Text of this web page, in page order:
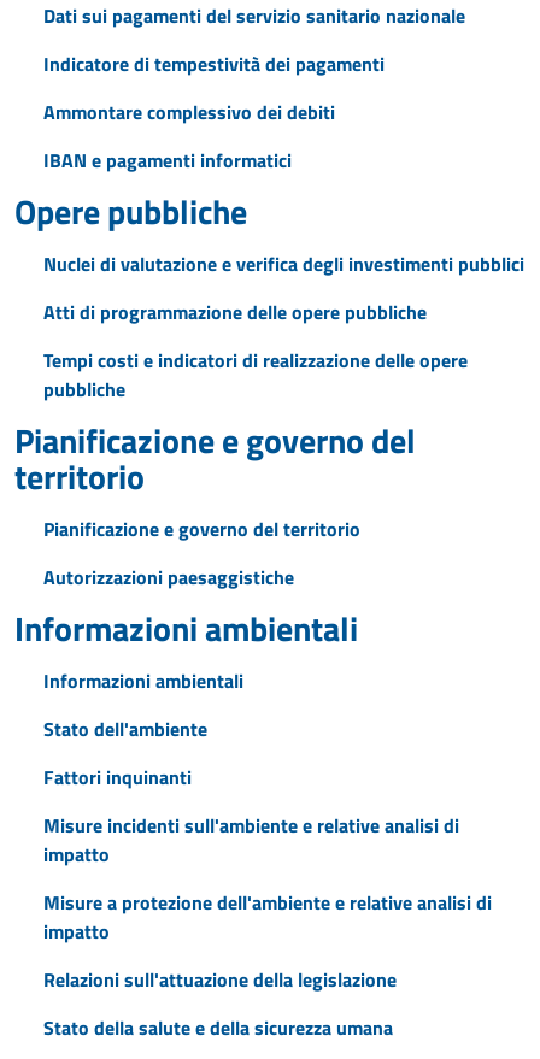
Dati sui pagamenti del servizio sanitario nazionale
Indicatore di tempestività dei pagamenti
Ammontare complessivo dei debiti
IBAN e pagamenti informatici
Opere pubbliche
Nuclei di valutazione e verifica degli investimenti pubblici
Atti di programmazione delle opere pubbliche
Tempi costi e indicatori di realizzazione delle opere
pubbliche
Pianificazione e governo del
territorio
Pianificazione e governo del territorio
Autorizzazioni paesaggistiche
Informazioni ambientali
Informazioni ambientali
Stato dell'ambiente
Fattori inquinanti
Misure incidenti sull'ambiente e relative analisi di
impatto
Misure a protezione dell'ambiente e relative analisi di
impatto
Relazioni sull'attuazione della legislazione
Stato della salute e della sicurezza umana